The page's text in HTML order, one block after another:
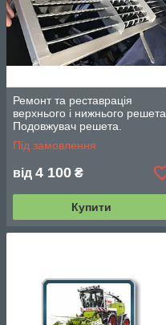
Ремонт та реставрація
верхнього і нижнього решета.
Подовжувач решета.
Під замовлення
від 4 100 ₴
Купити